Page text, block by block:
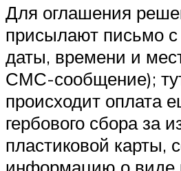
Для оглашения
присылают письмо
даты, времени и
СМС-сообщение);
происходит оплата
гербового сбора за
пластиковой карты,